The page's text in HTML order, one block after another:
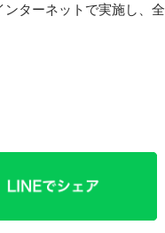
ターネットで実施し、全